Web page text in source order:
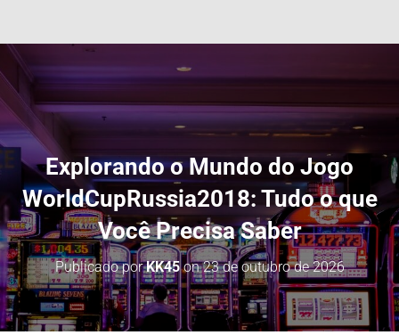
V
A
O
Explorando o Mundo do Jogo
WorldCupRussia2018: Tudo o que
Você Precisa Saber
Publicado porKK45on23 de outubro de 2026